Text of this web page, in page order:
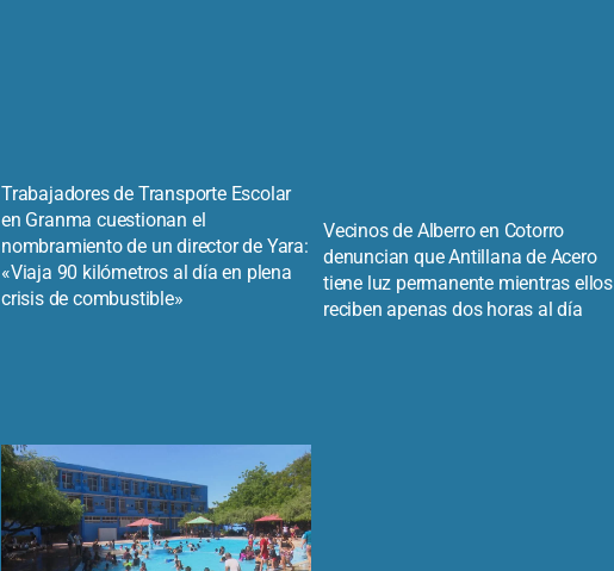
Trabajadores de Transporte Escolar
en Granma cuestionan el
nombramiento de un director de Yara:
«Viaja 90 kilómetros al día en plena
crisis de combustible»
Vecinos de Alberro en Cotorro
denuncian que Antillana de Acero
tiene luz permanente mientras ellos
reciben apenas dos horas al día